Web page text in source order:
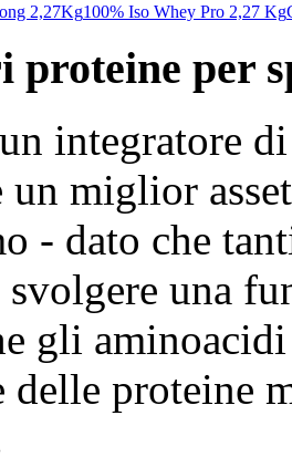
2,27Kg100% Iso Whey Pro 2,27 Kg
proteine per
integratore
un miglior
- dato che
svolgere una
gli
delle proteine